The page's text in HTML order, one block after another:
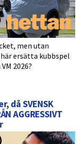
men utan
ersätta kubbspel
2026?
då SVENSK
AGGRESSIVT